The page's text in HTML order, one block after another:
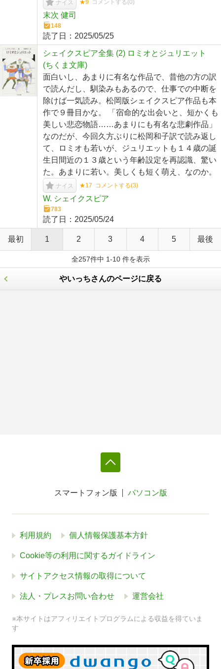
ナイス ★9 コメントする(0)
末次 健司
148
読了日： 2025/05/25
シェイクスピア全集 (2) ロミオとジュリエット
(ちくま文庫)
面白いし、あまりに有名な作品で、昔他の方の訳
で読んだし、馴染みもあるので、仕事での中断を
除けば一気読み。松岡版シェイクスピア作品も本
作で９冊目かな。 「宿命的な出会いと、短かくも
美しい悲恋物語……あまりにも有名な悲劇作品」
なのだが、今回久方ぶりに松岡和子訳で読み返し
て、ロミオも若いが、ジュリエットも１４歳の誕
生日間近の１３歳という年齢設定を再認識、驚い
た。あまりに若い。美しくも短く萌え、なのか。
ナイス ★17 コメントする(3)
W. シェイクスピア
783
読了日： 2025/05/24
最初 1 2 3 4 5 最後
全257件中 1-10 件を表示
やいっちさんのページに戻る
スマートフォン版 パソコン版
利用規約 個人情報保護基本方針
Cookie等の利用に関するガイドライン
サイトアクセス情報の取得について
法人・プレスお問い合わせ 運営会社
※本サイトはアフィリエイトプログラムによる収益を得ていま
す